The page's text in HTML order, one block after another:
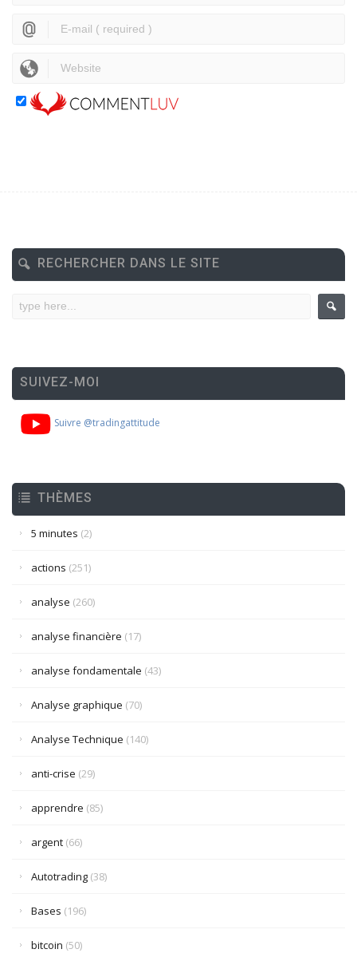
RECHERCHER DANS LE SITE
SUIVEZ-MOI
Suivre @tradingattitude
THÈMES
5 minutes (2)
actions (251)
analyse (260)
analyse financière (17)
analyse fondamentale (43)
Analyse graphique (70)
Analyse Technique (140)
anti-crise (29)
apprendre (85)
argent (66)
Autotrading (38)
Bases (196)
bitcoin (50)